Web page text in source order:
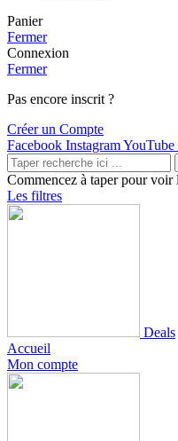
Panier
Fermer
Connexion
Fermer
Pas encore inscrit ?
Créer un Compte
Facebook InstagramYouTube
Commencez à taper pour voir
Les filtres
Deals
Accueil
Mon compte